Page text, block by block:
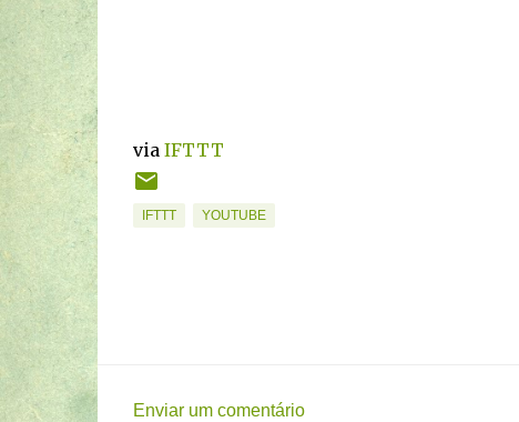
via IFTTT
IFTTT YOUTUBE
Enviar um comentário